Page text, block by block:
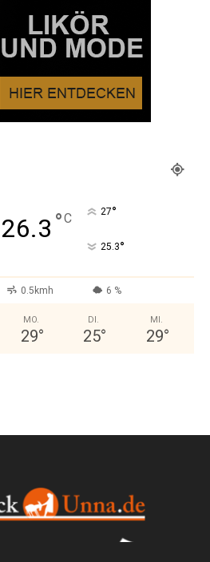
26.3 °C 27°
25.3°
0.5kmh 6 %
MO.
29°
DI.
25°
MI.
29°